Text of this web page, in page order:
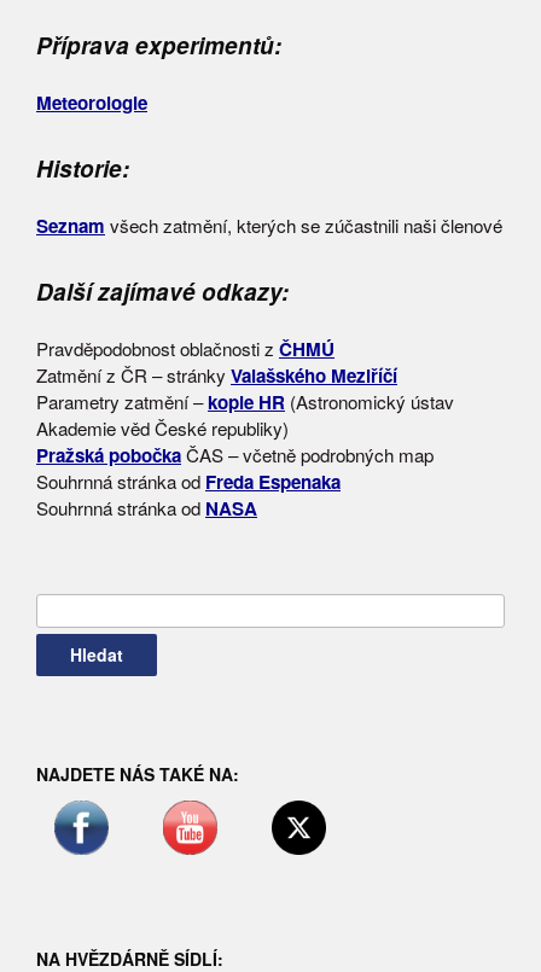
Příprava experimentů:
Meteorologie
Historie:
Seznam všech zatmění, kterých se zúčastnili naši členové
Další zajímavé odkazy:
Pravděpodobnost oblačnosti z ČHMÚ
Zatmění z ČR – stránky Valašského Meziříčí
Parametry zatmění –kopie HR (Astronomický ústav
Akademie věd České republiky)
Pražská pobočkaČAS – včetně podrobných map
Souhrnná stránka od Freda Espenaka
Souhrnná stránka od NASA
NAJDETE NÁS TAKÉ NA:
NA HVĚZDÁRNĚ SÍDLÍ: